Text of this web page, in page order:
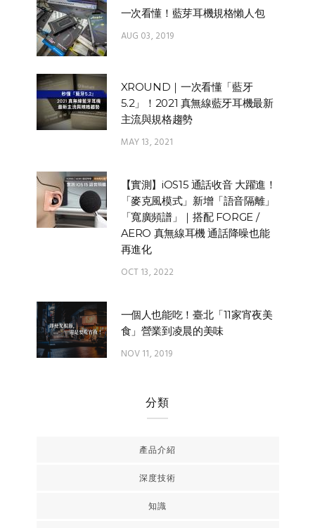
一次看懂！藍芽耳機規格懶人包
AUG 03, 2019
XROUND｜一次看懂「藍牙
5.2」！2021 真無線藍牙耳機最新
主流與規格趨勢
MAY 13, 2021
【實測】iOS15 通話收音 大躍進！
「麥克風模式」新增「語音隔離」
「寬廣頻譜」｜搭配 FORGE /
AERO 真無線耳機 通話降噪也能
再進化
OCT 13, 2022
一個人也能吃！臺北「11家宵夜美
食」營業到凌晨的美味
NOV 11, 2019
分類
產品介紹
深度技術
知識